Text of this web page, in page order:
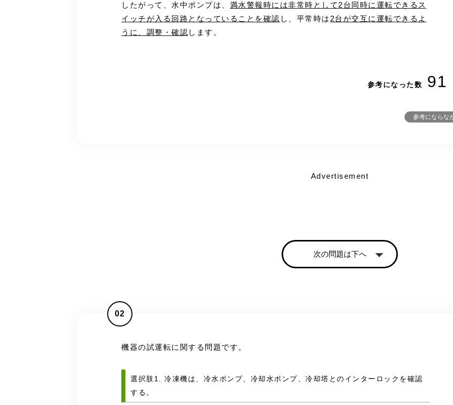
したがって、水中ポンプは、 満水警報時には非常時として2台同時に運転できるス
イッチが入る回路となっていることを確認 し、平常時は 2台が交互に運転できるよ
うに、調整・確認 します。
参考になった数 91
参考にならな
Advertisement
次の問題は下へ
02
機器の試運転に関する問題です。
選択肢1. 冷凍機は、冷水ポンプ、冷却水ポンプ、冷却塔とのインターロックを確認
する。